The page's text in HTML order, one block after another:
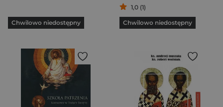
Chwilowo niedostępny
1,0 (1)
Chwilowo niedostępny